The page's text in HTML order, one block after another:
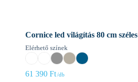
Cornice led világítás 80 cm széles
Elérhető színek
61 390 Ft